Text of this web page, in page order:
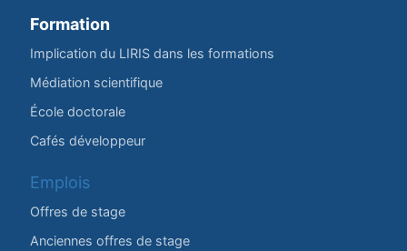
Formation
Implication du LIRIS dans les formations
Médiation scientifique
École doctorale
Cafés développeur
Emplois
Offres de stage
Anciennes offres de stage